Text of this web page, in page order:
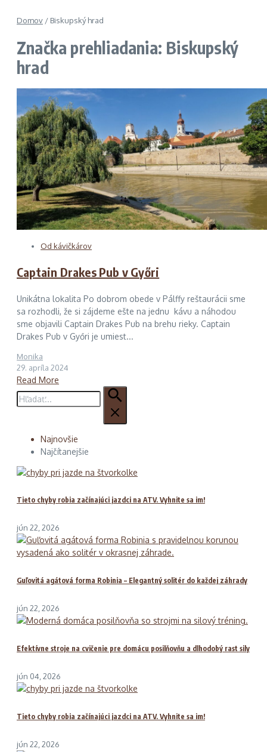
Domov / Biskupský hrad
Značka prehliadania: Biskupský
hrad
Od kávičkárov
Captain Drakes Pub v Győri
Unikátna lokalita Po dobrom obede v Pálffy reštaurácii sme
sa rozhodli, že si zájdeme ešte na jednu kávu a náhodou
sme objavili Captain Drakes Pub na brehu rieky. Captain
Drakes Pub v Győri je umiest...
Monika
29. apríla 2024
Read More
Hľadať:
Najnovšie
Najčítanejšie
Tieto chyby robia začínajúci jazdci na ATV. Vyhnite sa im!
jún 22, 2026
Guľovitá agátová forma Robinia – Elegantný solitér do každej záhrady
jún 22, 2026
Efektívne stroje na cvičenie pre domácu posilňovňu a dlhodobý rast sily
jún 04, 2026
Tieto chyby robia začínajúci jazdci na ATV. Vyhnite sa im!
jún 22, 2026